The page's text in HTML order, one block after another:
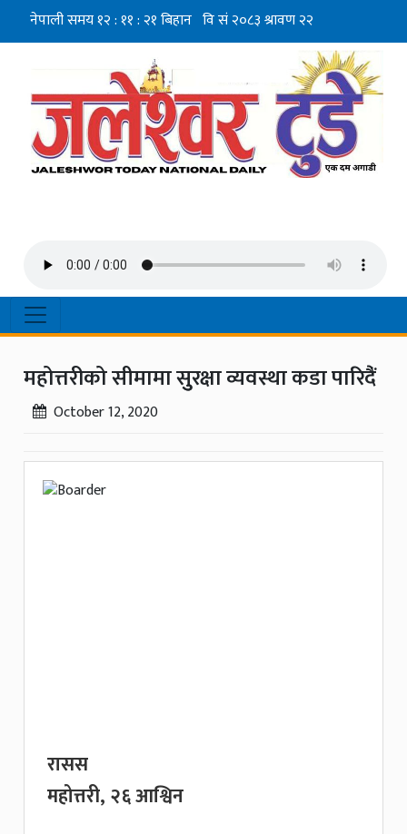
महोत्तरीको सीमामा सुुरक्षा व्यवस्था कडा पारिदैंं
October 12, 2020
रासस
महोत्तरी, २६ आश्विन